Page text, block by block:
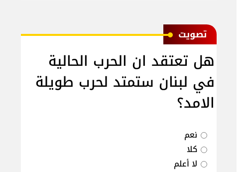
ﺗﺼﻮﻳﺖ
هل تعتقد ان الحرب الحالية
في لبنان ستمتد لحرب طويلة
الامد؟
نعم
كلا
لا أعلم